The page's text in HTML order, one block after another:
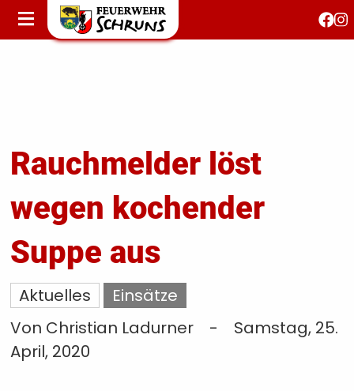
STARTSEITE
AKTUELLES
Rauchmelder löst
wegen kochender
Suppe aus
Aktuelles
Einsätze
Von Christian Ladurner
-
Samstag, 25.
April, 2020